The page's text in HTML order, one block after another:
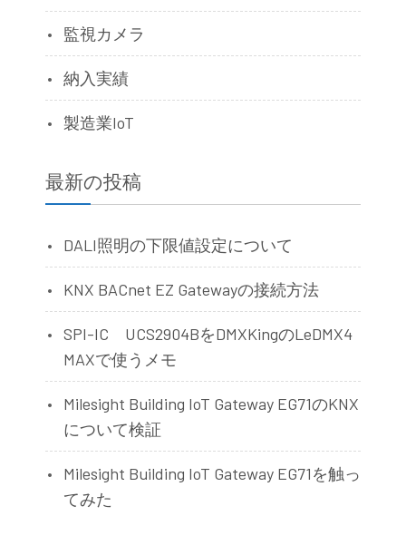
監視カメラ
納入実績
製造業IoT
最新の投稿
DALI照明の下限値設定について
KNX BACnet EZ Gatewayの接続方法
SPI-IC UCS2904BをDMXKingのLeDMX4
MAXで使うメモ
Milesight Building IoT Gateway EG71のKNX
について検証
Milesight Building IoT Gateway EG71を触っ
てみた